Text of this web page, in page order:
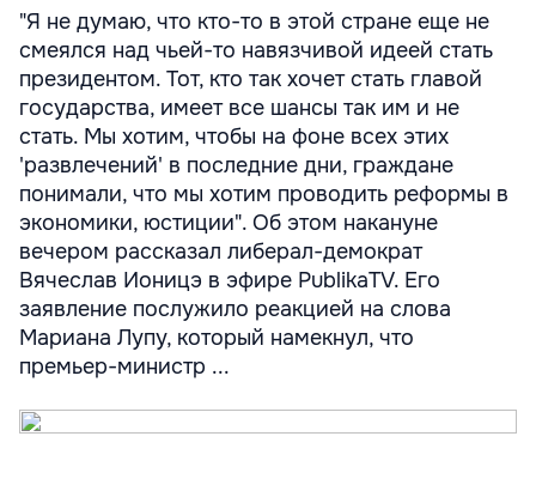
"Я не думаю, что кто-то в этой стране еще не
смеялся над чьей-то навязчивой идеей стать
президентом. Тот, кто так хочет стать главой
государства, имеет все шансы так им и не
стать. Мы хотим, чтобы на фоне всех этих
'развлечений' в последние дни, граждане
понимали, что мы хотим проводить реформы в
экономики, юстиции". Об этом накануне
вечером рассказал либерал-демократ
Вячеслав Ионицэ в эфире PublikaTV. Его
заявление послужило реакцией на слова
Мариана Лупу, который намекнул, что
премьер-министр ...